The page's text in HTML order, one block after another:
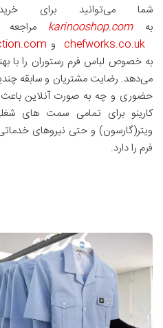
شما می‌توانید برای
به
karinooshop.com
chefworks.co.uk و
به خصوص لباس فرم رستوران را با
می‌دهد. رضایت مشتریان و سابقه
حضوری و چه به صورت آنلاین
کارینو برای تمامی سمت های
ویتر(گارسون) و حتی نیروهای
فرم را دارد.